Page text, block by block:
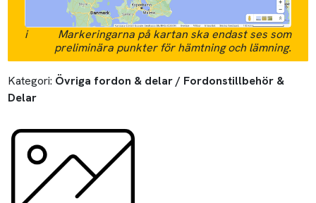
i
Markeringarna på kartan ska endast ses som
preliminära punkter för hämtning och lämning.
Kategori: Övriga fordon & delar / Fordonstillbehör &
Delar